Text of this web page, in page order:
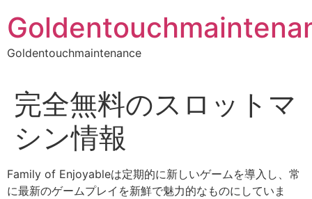
to
content
Goldentouchmaintenance
完全無料のスロットマ
シン情報
Family of Enjoyableは定期的に新しいゲームを導入し、常
に最新のゲームプレイを新鮮で魅力的なものにしていま